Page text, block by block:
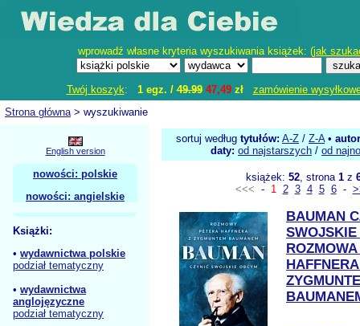
wprowadź własne kryteria wyszukiwania książek: (jak
Twój koszyk: 1 egz. /49.99 47,49zł
zamówienie
Strona główna> wyszukiwanie
English version
nowości: polskie
nowości: angielskie
Książki:
• wydawnictwa polskie
podział tematyczny
• wydawnictwa
anglojęzyczne
podział tematyczny
sortuj według tytułów: A-Z / Z-A•
daty: od najstarszych / od
książek: 52, strona 1z
<<< - 1 2 3 4 5 6-
BAUMAN